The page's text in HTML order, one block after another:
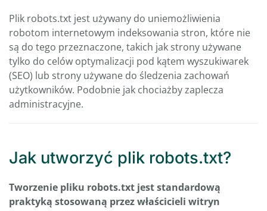
Plik robots.txt jest używany do uniemożliwienia
robotom internetowym indeksowania stron, które nie
są do tego przeznaczone, takich jak strony używane
tylko do celów optymalizacji pod kątem wyszukiwarek
(SEO) lub strony używane do śledzenia zachowań
użytkowników. Podobnie jak chociażby zaplecza
administracyjne.
Jak utworzyć plik robots.txt?
Tworzenie pliku robots.txt jest standardową
praktyką stosowaną przez właścicieli witryn